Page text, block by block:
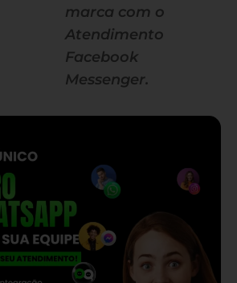
marca com o
Atendimento
Facebook
Messenger.